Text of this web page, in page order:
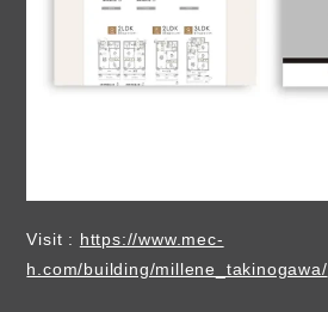
Visit : https://www.mec-
h.com/building/millene_takinogawa/